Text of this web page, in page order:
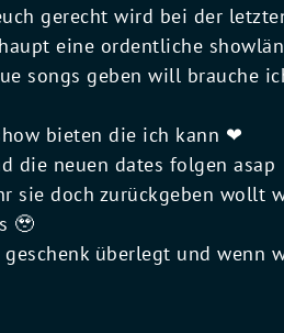
gerecht wird bei der
eine ordentliche
songs geben will brauche
bieten die ich kann ❤
die neuen dates folgen asap
doch zurückgeben wollt
🥹
überlegt und wenn